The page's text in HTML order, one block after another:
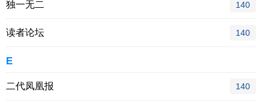
独一无二 140
读者论坛 140
E
二代凤凰报 140